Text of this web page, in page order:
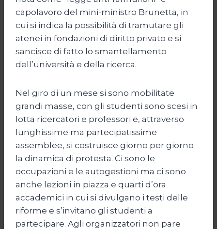
capolavoro del mini-ministro Brunetta, in
cui si indica la possibilità di tramutare gli
atenei in fondazioni di diritto privato e si
sancisce di fatto lo smantellamento
dell’università e della ricerca.
Nel giro di un mese si sono mobilitate
grandi masse, con gli studenti sono scesi in
lotta ricercatori e professori e, attraverso
lunghissime ma partecipatissime
assemblee, si costruisce giorno per giorno
la dinamica di protesta. Ci sono le
occupazioni e le autogestioni ma ci sono
anche lezioni in piazza e quarti d’ora
accademici in cui si divulgano i testi delle
riforme e s’invitano gli studenti a
partecipare. Agli organizzatori non pare